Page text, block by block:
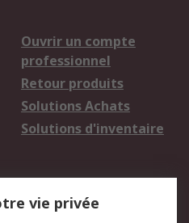
Ouvrir un compte
professionnel
Retour produits
Solutions Achats
Solutions d'inventaire
vie privée